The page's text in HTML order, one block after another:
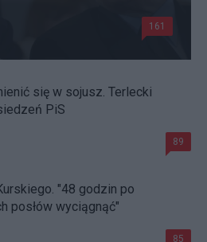
161
się w sojusz. Terlecki
PiS
89
"48 godzin po
posłów wyciągnąć"
85